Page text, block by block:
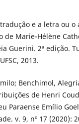
e a letra ou o
de Marie-Hélène
Guerini. 2ª edição.
2013.
Benchimol,
de Henri
Paraense Emílio
v. 9, nº 17 (2020):